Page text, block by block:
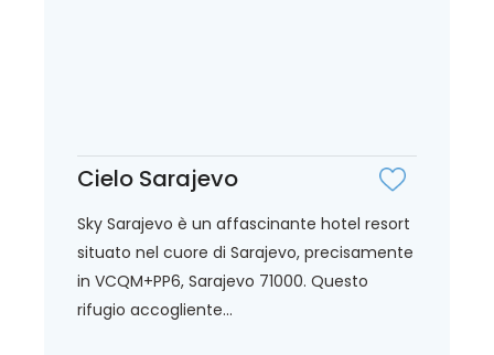
Cielo Sarajevo
Sky Sarajevo è un affascinante hotel resort
situato nel cuore di Sarajevo, precisamente
in VCQM+PP6, Sarajevo 71000. Questo
rifugio accogliente...